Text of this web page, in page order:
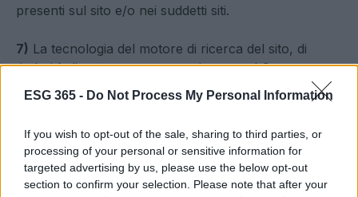
ESG 365 - Do Not Process My Personal Information
If you wish to opt-out of the sale, sharing to third parties, or
processing of your personal or sensitive information for
targeted advertising by us, please use the below opt-out
section to confirm your selection. Please note that after your
presenti sul sito e/o nei suddetti siti.
7) La tecnologia del motore di ricerca del sito, di
titolarità di un soggetto terzo rispetto ad Contents
S.p.A., produce automaticamente e senza alcun
intervento di Contents S.p.A. i risultati delle ricerche
mondo e accessibili tramite Internet. Contents S.p.A.
non ha alcun controllo su tali informazioni e non
fornisce nessuna garanzia sulle medesime e in